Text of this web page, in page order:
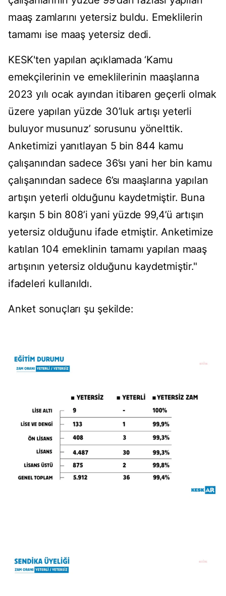
maaş zamlarını yetersiz buldu. Emeklilerin
tamamı ise maaş yetersiz dedi.
KESK'ten yapılan açıklamada ‘Kamu
emekçilerinin ve emeklilerinin maaşlarına
2023 yılı ocak ayından itibaren geçerli olmak
üzere yapılan yüzde 30’luk artışı yeterli
buluyor musunuz’ sorusunu yönelttik.
Anketimizi yanıtlayan 5 bin 844 kamu
çalışanından sadece 36’sı yani her bin kamu
çalışanından sadece 6’sı maaşlarına yapılan
artışın yeterli olduğunu kaydetmiştir. Buna
karşın 5 bin 808’i yani yüzde 99,4’ü artışın
yetersiz olduğunu ifade etmiştir. Anketimize
katılan 104 emeklinin tamamı yapılan maaş
artışının yetersiz olduğunu kaydetmiştir."
ifadeleri kullanıldı.
Anket sonuçları şu şekilde: